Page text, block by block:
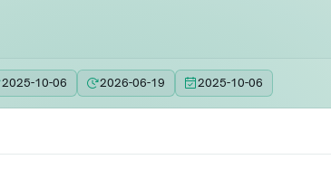
2025-10-06 2026-06-19 2025-10-06